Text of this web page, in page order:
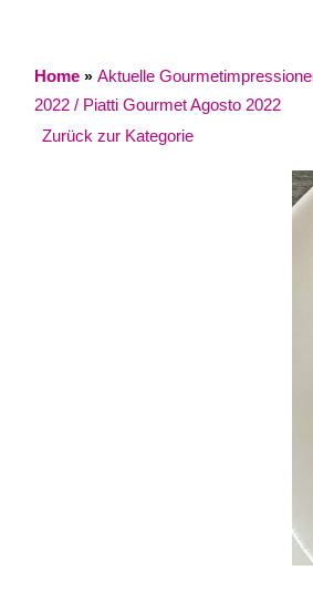
Home » Aktuelle
2022 / Piatti Gourmet Agosto 2022
Zurück zur Kategorie